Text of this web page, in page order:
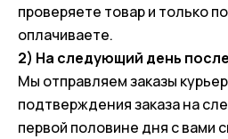
проверяете товар и только
оплачиваете.
2) На следующий день
Мы отправляем заказы
подтверждения заказа на
первой половине дня с вами